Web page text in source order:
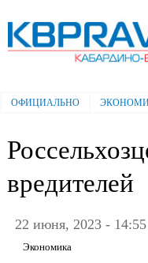
Электронная газета
Балкарская правда"
Главное меню
ОФИЦИАЛЬНО
вредителей
22 июня, 2023 - 14:55
Экономика